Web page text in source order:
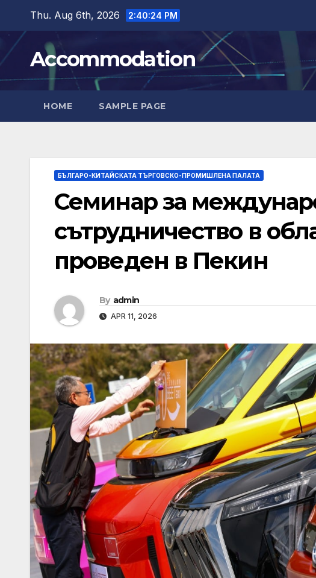
content
Thu. Aug 6th, 2026 2:40:25 PM
Accommodation
HOME SAMPLE PAGE
БЪЛГАРО-КИТАЙСКАТА ТЪРГОВСКО-ПРОМИШЛЕНА ПАЛАТА
Семинар за
сътрудничество в
проведен в Пекин
By admin
APR 11, 2026